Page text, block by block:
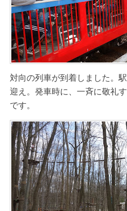
対向の列車が到着しました。
迎え。発車時に、一斉に敬礼
です。